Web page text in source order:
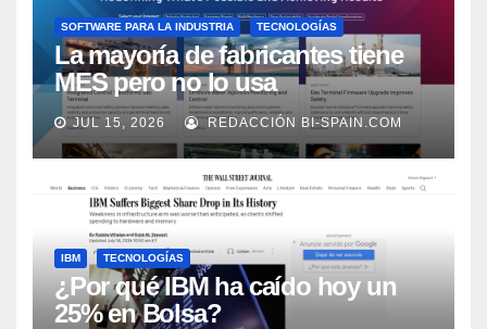
SOFTWARE PARA LA INDUSTRIA TECNOLOGÍAS
La mayoría de fabricantes tiene
MES pero no lo usa
adecuadamente, según Rockwell
Automation
JUL 15, 2026 REDACCIÓN BI-SPAIN.COM
IBM TECNOLOGÍAS
¿Por qué IBM ha caído hoy un
25% en Bolsa?